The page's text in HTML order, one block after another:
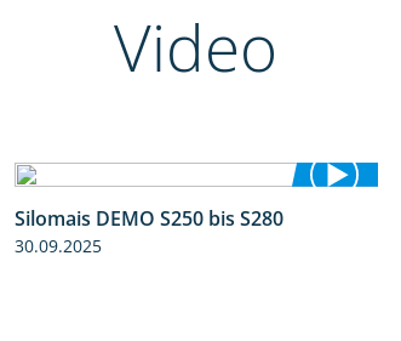
Video
Silomais DEMO S250 bis S280
30.09.2025